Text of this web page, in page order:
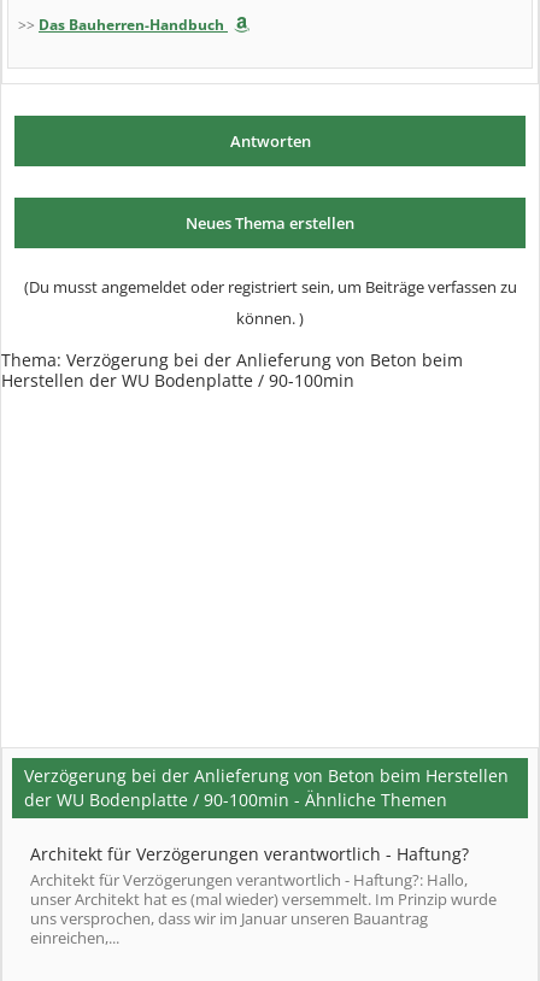
>> Das Bauherren-Handbuch
Antworten
Neues Thema erstellen
(Du musst angemeldet oder registriert sein, um Beiträge verfassen zu
können. )
Thema: Verzögerung bei der Anlieferung von Beton beim
Herstellen der WU Bodenplatte / 90-100min
Verzögerung bei der Anlieferung von Beton beim Herstellen
der WU Bodenplatte / 90-100min - Ähnliche Themen
Architekt für Verzögerungen verantwortlich - Haftung?
Architekt für Verzögerungen verantwortlich - Haftung?: Hallo,
unser Architekt hat es (mal wieder) versemmelt. Im Prinzip wurde
uns versprochen, dass wir im Januar unseren Bauantrag
einreichen,...